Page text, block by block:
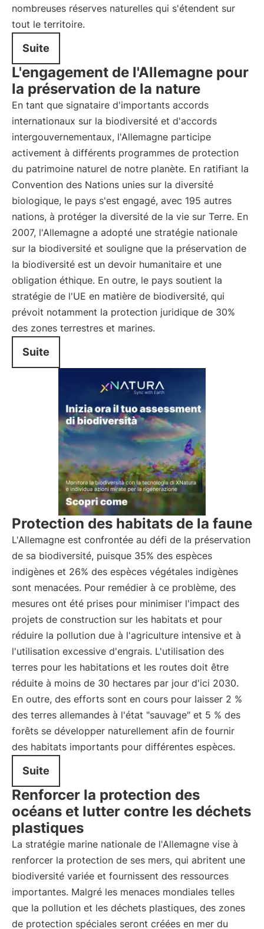
nombreuses réserves naturelles qui s'étendent sur
tout le territoire.
Suite
L'engagement de l'Allemagne pour
la préservation de la nature
En tant que signataire d'importants accords
internationaux sur la biodiversité et d'accords
intergouvernementaux, l'Allemagne participe
activement à différents programmes de protection
du patrimoine naturel de notre planète. En ratifiant la
Convention des Nations unies sur la diversité
biologique, le pays s'est engagé, avec 195 autres
nations, à protéger la diversité de la vie sur Terre. En
2007, l'Allemagne a adopté une stratégie nationale
sur la biodiversité et souligne que la préservation de
la biodiversité est un devoir humanitaire et une
obligation éthique. En outre, le pays soutient la
stratégie de l'UE en matière de biodiversité, qui
prévoit notamment la protection juridique de 30%
des zones terrestres et marines.
Suite
Protection des habitats de la faune
L'Allemagne est confrontée au défi de la préservation
de sa biodiversité, puisque 35% des espèces
indigènes et 26% des espèces végétales indigènes
sont menacées. Pour remédier à ce problème, des
mesures ont été prises pour minimiser l'impact des
projets de construction sur les habitats et pour
réduire la pollution due à l'agriculture intensive et à
l'utilisation excessive d'engrais. L'utilisation des
terres pour les habitations et les routes doit être
réduite à moins de 30 hectares par jour d'ici 2030.
En outre, des efforts sont en cours pour laisser 2 %
des terres allemandes à l'état "sauvage" et 5 % des
forêts se développer naturellement afin de fournir
des habitats importants pour différentes espèces.
Suite
Renforcer la protection des
océans et lutter contre les déchets
plastiques
La stratégie marine nationale de l'Allemagne vise à
renforcer la protection de ses mers, qui abritent une
biodiversité variée et fournissent des ressources
importantes. Malgré les menaces mondiales telles
que la pollution et les déchets plastiques, des zones
de protection spéciales seront créées en mer du